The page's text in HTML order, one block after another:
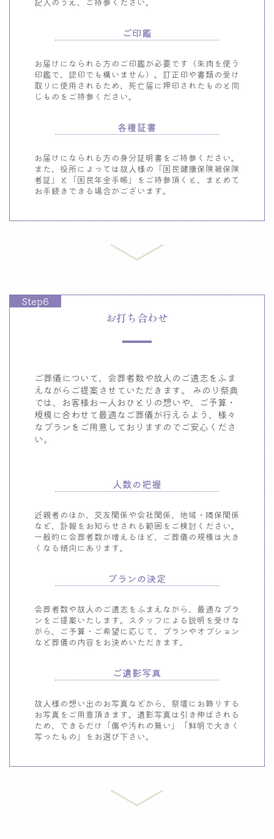
ご印鑑
お届けになられる方のご印鑑が必要です（朱肉を使う
印鑑で、認印でも構いません）。訂正印や書類の受け
取りに使用されるため、死亡届に押印されたものと同
じものをご持参ください。
各種証書
お届けになられる方の身分証明書をご持参ください。
また、役所によっては故人様の「国民健康保険被保険
者証」と「国民年金手帳」をご持参頂くと、まとめて
お手続きできる場合がございます。
Step6
お打ち合わせ
ご葬儀について、会葬者数や故人のご遺志をふま
えながらご提案させていただきます。
みのり祭典
では、お客様お一人おひとりの想いや、 ご予算・
規模に合わせて最適なご葬儀が行えるよう、 様々
なプランをご用意しておりますのでご安心くださ
い。
人数の把握
近親者のほか、交友関係や会社関係、地域・隣保関係
など、訃報をお知らせされる範囲をご検討ください。
一般的に会葬者数が増えるほど、ご葬儀の規模は大き
くなる傾向にあります。
プランの決定
会葬者数や故人のご遺志をふまえながら、最適なプラ
ンをご提案いたします。スタッフによる説明を受けな
がら、ご予算・ご希望に応じて、プランやオプション
など葬儀の内容をお決めいただきます。
ご遺影写真
故人様の想い出のお写真などから、祭壇にお飾りする
お写真をご用意頂きます。遺影写真は引き伸ばされる
ため、できるだけ「傷や汚れの無い」「鮮明で大きく
写ったもの」をお選び下さい。